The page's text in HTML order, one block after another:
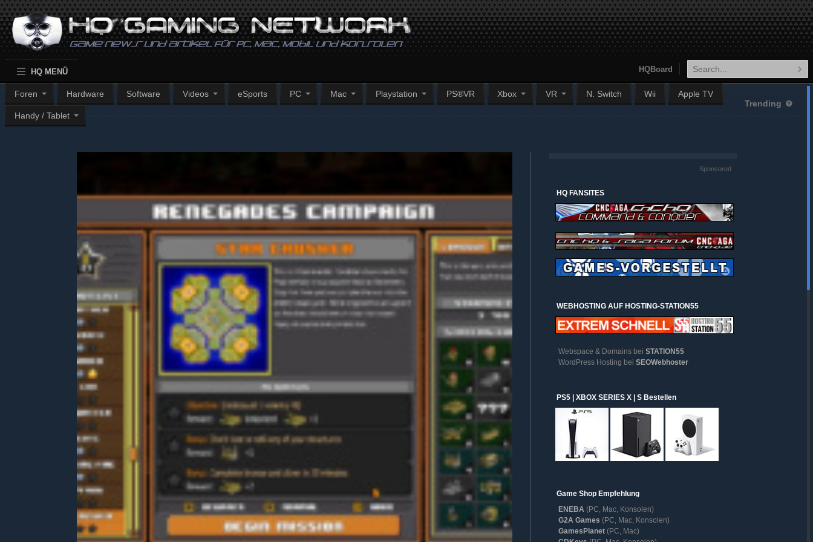
HQ MENÜ
Foren Hardware Software Videos eSports PC Mac Playstation PS®VR Xbox VR N. Switch Wii Apple TV
Handy / Tablet
HQBoard
Trending
Sponsored
HQ FANSITES
WEBHOSTING AUF HOSTING-STATION55
Webspace & Domains bei STATION55
WordPress Hosting bei SEOWebhoster
PS5 | XBOX SERIES X | S Bestellen
Game Shop Empfehlung
ENEBA (PC, Mac, Konsolen)
G2A Games (PC, Mac, Konsolen)
GamesPlanet(PC, Mac)